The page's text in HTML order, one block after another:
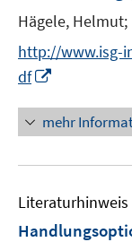
Hägele, Helmut;
http://www.isg-
df
n
e
u
m
F
mehr
Literaturhinweis